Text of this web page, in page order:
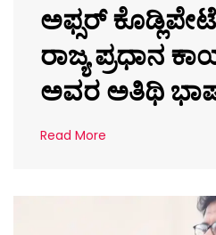
ಅಫ್ಸರ್ ಕೊಡ್ಲಿಪೇಟೆ
ರಾಜ್ಯ ಪ್ರಧಾನ
ಅವರ ಅತಿಥಿ
Read More